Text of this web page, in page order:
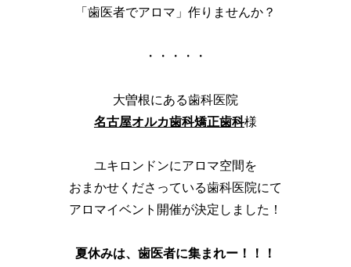
「歯医者でアロマ」作りませんか？
・・・・・
大曽根にある歯科医院
名古屋オルカ歯科矯正歯科様
ユキロンドンにアロマ空間を
おまかせくださっている歯科医院にて
アロマイベント開催が決定しました！
夏休みは、歯医者に集まれー！！！